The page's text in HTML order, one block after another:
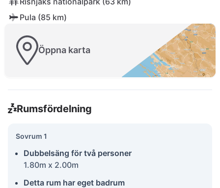
Pula (85 km)
Öppna karta
Rumsfördelning
Sovrum 1
Dubbelsäng för två personer
1.80m x 2.00m
Detta rum har eget badrum